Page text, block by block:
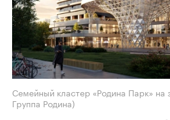
Семейный кластер «Родина Парк» на
Группа Родина)